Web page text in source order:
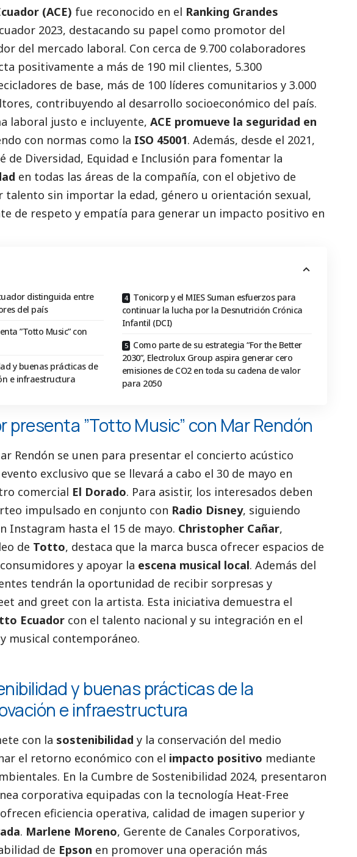
(ACE) fue reconocido en el Ranking Grandes
2023, destacando su papel como promotor del
del mercado laboral. Con cerca de 9.700 colaboradores
positivamente a más de 190 mil clientes, 5.300
de base, más de 100 líderes comunitarios y 3.000
contribuyendo al desarrollo socioeconómico del país.
laboral justo e incluyente, ACE promueve la seguridad en
con normas como la ISO 45001. Además, desde el 2021,
de Diversidad, Equidad e Inclusión para fomentar la
en todas las áreas de la compañía, con el objetivo de
talento sin importar la edad, género u orientación sexual,
de respeto y empatía para generar un impacto positivo en
distinguida entre
del país
”Totto Music” con
y buenas prácticas de
e infraestructura
Tonicorp y el MIES Suman esfuerzos para
continuar la lucha por la Desnutrición Crónica
Infantil (DCI)
Como parte de su estrategia “For the Better
2030”, Electrolux Group aspira generar cero
emisiones de CO2 en toda su cadena de valor
para 2050
presenta ”Totto Music” con Mar Rendón
Rendón se unen para presentar el concierto acústico
exclusivo que se llevará a cabo el 30 de mayo en
comercial El Dorado. Para asistir, los interesados deben
impulsado en conjunto con Radio Disney, siguiendo
Instagram hasta el 15 de mayo. Christopher Cañar,
de Totto, destaca que la marca busca ofrecer espacios de
y apoyar la escena musical local. Además del
tendrán la oportunidad de recibir sorpresas y
and greet con la artista. Esta iniciativa demuestra el
Ecuador con el talento nacional y su integración en el
y musical contemporáneo.
y buenas prácticas de la
e infraestructura
con la sostenibilidad y la conservación del medio
el retorno económico con el impacto positivo mediante
En la Cumbre de Sostenibilidad 2024, presentaron
corporativa equipadas con la tecnología Heat-Free
eficiencia operativa, calidad de imagen superior y
. Marlene Moreno, Gerente de Canales Corporativos,
de Epson en promover una operación más